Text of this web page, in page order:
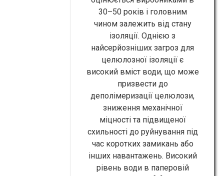
30–50 років і головним
чином залежить від стану
ізоляції. Однією з
найсерйозніших загроз для
целюлозної ізоляції є
високий вміст води, що може
призвести до
деполімеризації целюлози,
зниження механічної
міцності та підвищеної
схильності до руйнування під
час коротких замикань або
інших навантажень. Високий
рівень води в паперовій